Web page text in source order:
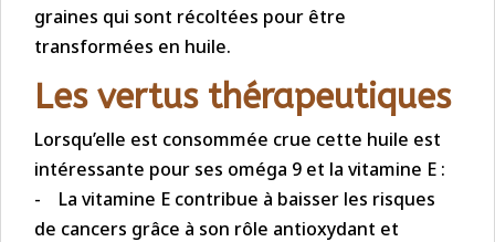
graines qui sont récoltées pour être
transformées en huile.
Les vertus thérapeutiques
Lorsqu’elle est consommée crue cette huile est
intéressante pour ses oméga 9 et la vitamine E :
- La vitamine E contribue à baisser les risques
de cancers grâce à son rôle antioxydant et